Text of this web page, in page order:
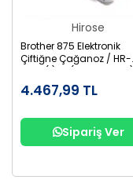
Hirose
Brother 875 Elektronik
Çiftiğne Çağanoz / HR-
12MC(1)TR (SA1689-001)
4.467,99 TL
Sipariş Ver